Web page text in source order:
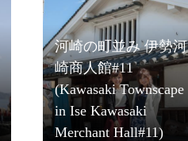
河崎の町並み 伊勢河
崎商人館#11
(Kawasaki Townscape
in Ise Kawasaki
Merchant Hall#11)